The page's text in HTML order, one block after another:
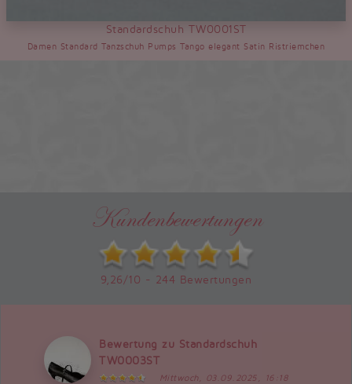
Standardschuh TW0001ST
Damen Standard Tanzschuh Pumps Tango elegant Satin Ristriemchen
Kundenbewertungen
9,26/10 - 244 Bewertungen
Bewertung zu Standardschuh
TW0003ST
Mittwoch, 03.09.2025, 16:18